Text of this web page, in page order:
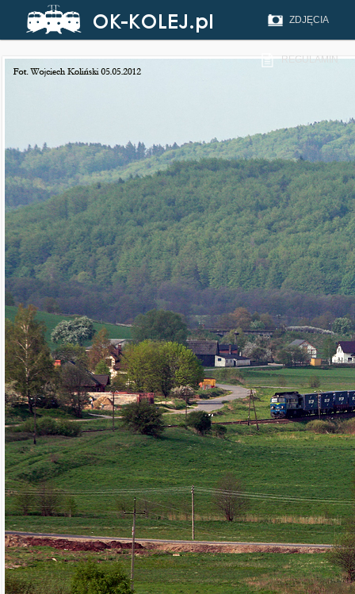
ZDJĘCIA
REGULAMIN